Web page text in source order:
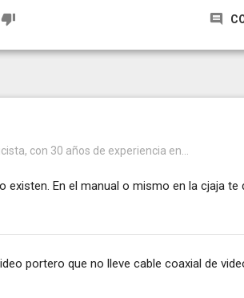
con 30 años de experiencia en...
existen. En el manual o mismo en la cjaja te
portero que no lleve cable coaxial de